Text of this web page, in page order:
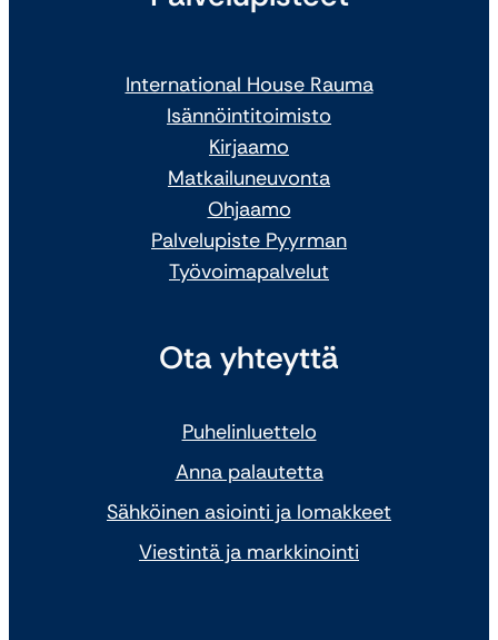
International House Rauma
Isännöintitoimisto
Kirjaamo
Matkailuneuvonta
Ohjaamo
Palvelupiste Pyyrman
Työvoimapalvelut
Ota yhteyttä
Puhelinluettelo
Anna palautetta
Sähköinen asiointi ja lomakkeet
Viestintä ja markkinointi